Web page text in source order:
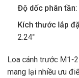
Độ dốc phân tần
Kích thước lắp
2.24″
Loa cánh trước M1-
mang lại nhiều ưu